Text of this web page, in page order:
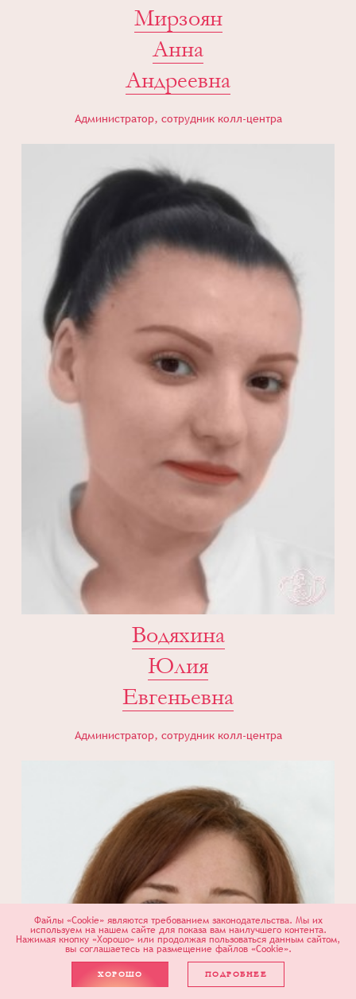
Мирзоян
Анна
Андреевна
Администратор, сотрудник колл-центра
Водяхина
Юлия
Евгеньевна
Администратор, сотрудник колл-центра
Файлы «Cookie» являются требованием законодательства. Мы их
используем на нашем сайте для показа вам наилучшего контента.
Нажимая кнопку «Хорошо» или продолжая пользоваться данным сайтом,
вы соглашаетесь на размещение файлов «Cookie».
ХОРОШО ПОДРОБНЕЕ